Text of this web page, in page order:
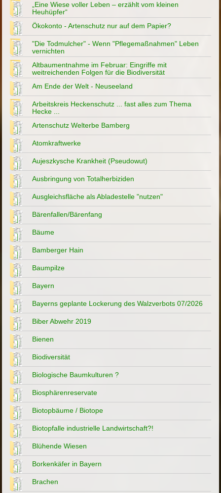
„Eine Wiese voller Leben – erzählt vom kleinen
Heuhüpfer“
Ökokonto - Artenschutz nur auf dem Papier?
"Die Todmulcher" - Wenn "Pflegemaßnahmen" Leben
vernichten
Altbaumentnahme im Februar: Eingriffe mit
weitreichenden Folgen für die Biodiversität
Am Ende der Welt - Neuseeland
Arbeitskreis Heckenschutz ... fast alles zum Thema
Hecke ...
Artenschutz Welterbe Bamberg
Atomkraftwerke
Aujeszkysche Krankheit (Pseudowut)
Ausbringung von Totalherbiziden
Ausgleichsfläche als Abladestelle "nutzen"
Bärenfallen/Bärenfang
Bäume
Bamberger Hain
Baumpilze
Bayern
Bayerns geplante Lockerung des Walzverbots 07/2026
Biber Abwehr 2019
Bienen
Biodiversität
Biologische Baumkulturen ?
Biosphärenreservate
Biotopbäume / Biotope
Biotopfalle industrielle Landwirtschaft?!
Blühende Wiesen
Borkenkäfer in Bayern
Brachen